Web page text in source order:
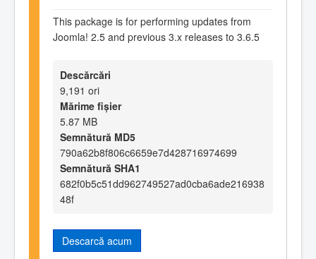
This package is for performing updates from
Joomla! 2.5 and previous 3.x releases to 3.6.5
Descărcări
9,191 ori
Mărime fișier
5.87 MB
Semnătură MD5
790a62b8f806c6659e7d428716974699
Semnătură SHA1
682f0b5c51dd962749527ad0cba6ade216938
48f
Descarcă acum